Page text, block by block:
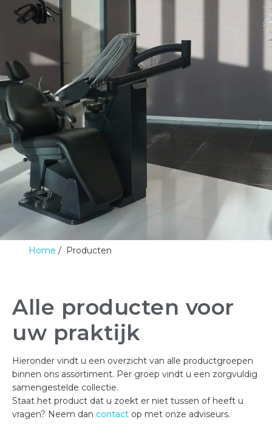
Home Producten
Alle producten voor
uw praktijk
Hieronder vindt u een overzicht van alle productgroepen
binnen ons assortiment. Per groep vindt u een zorgvuldig
samengestelde collectie.
Staat het product dat u zoekt er niet tussen of heeft u
vragen? Neem dan contact op met onze adviseurs.